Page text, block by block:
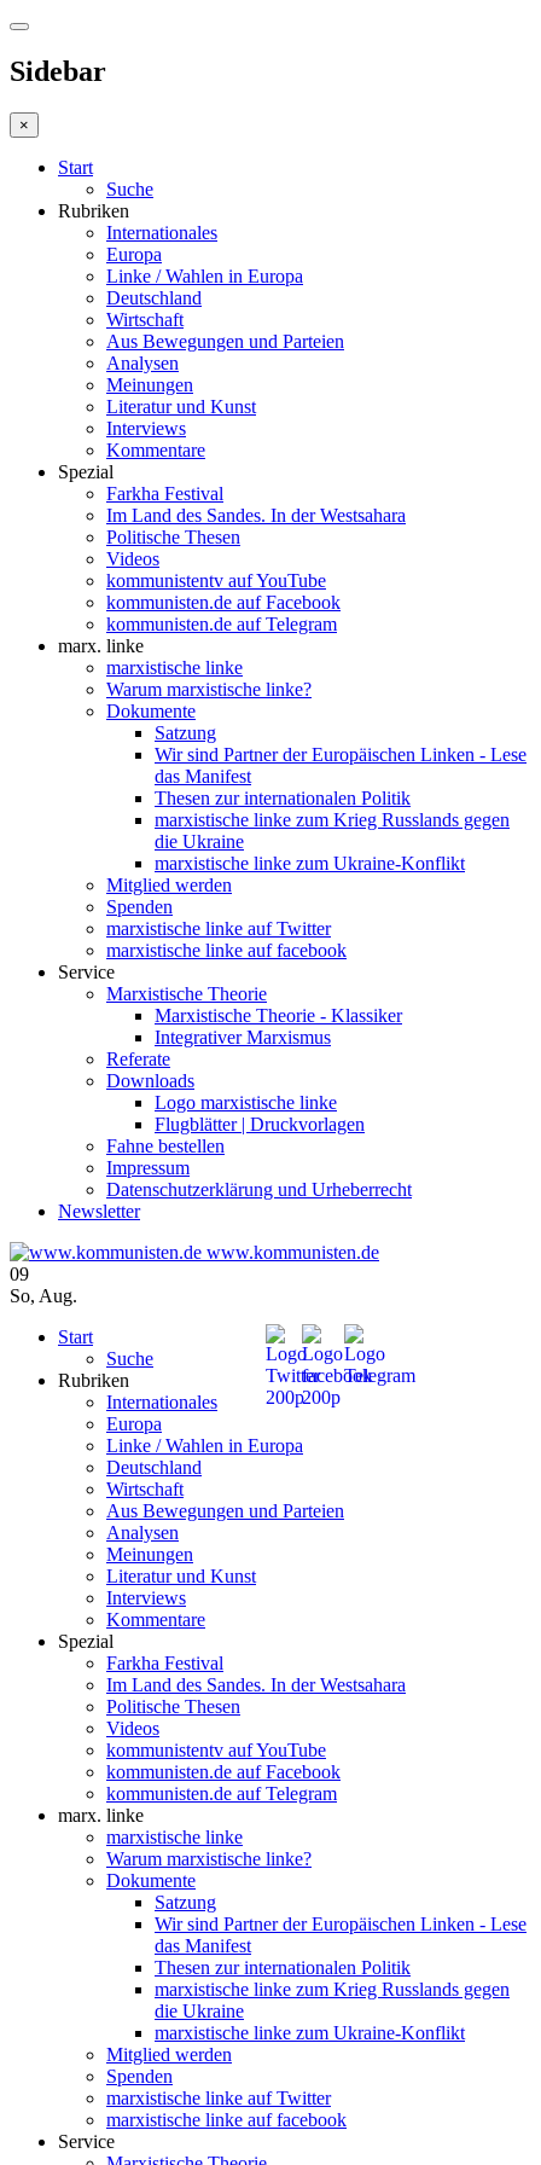
Sidebar
×
Start
Suche
Rubriken
Internationales
Europa
Linke / Wahlen in Europa
Deutschland
Wirtschaft
Aus Bewegungen und Parteien
Analysen
Meinungen
Literatur und Kunst
Interviews
Kommentare
Spezial
Farkha Festival
Im Land des Sandes. In der Westsahara
Politische Thesen
Videos
kommunistentv auf YouTube
kommunisten.de auf Facebook
kommunisten.de auf Telegram
marx. linke
marxistische linke
Warum marxistische linke?
Dokumente
Satzung
Wir sind Partner der Europäischen Linken - Lese
das Manifest
Thesen zur internationalen Politik
marxistische linke zum Krieg Russlands gegen
die Ukraine
marxistische linke zum Ukraine-Konflikt
Mitglied werden
Spenden
marxistische linke auf Twitter
marxistische linke auf facebook
Service
Marxistische Theorie
Marxistische Theorie - Klassiker
Integrativer Marxismus
Referate
Downloads
Logo marxistische linke
Flugblätter | Druckvorlagen
Fahne bestellen
Impressum
Datenschutzerklärung und Urheberrecht
Newsletter
www.kommunisten.de
09
So, Aug.
Start
Suche
Rubriken
Internationales
Europa
Linke / Wahlen in Europa
Deutschland
Wirtschaft
Aus Bewegungen und Parteien
Analysen
Meinungen
Literatur und Kunst
Interviews
Kommentare
Spezial
Farkha Festival
Im Land des Sandes. In der Westsahara
Politische Thesen
Videos
kommunistentv auf YouTube
kommunisten.de auf Facebook
kommunisten.de auf Telegram
marx. linke
marxistische linke
Warum marxistische linke?
Dokumente
Satzung
Wir sind Partner der Europäischen Linken - Lese
das Manifest
Thesen zur internationalen Politik
marxistische linke zum Krieg Russlands gegen
die Ukraine
marxistische linke zum Ukraine-Konflikt
Mitglied werden
Spenden
marxistische linke auf Twitter
marxistische linke auf facebook
Service